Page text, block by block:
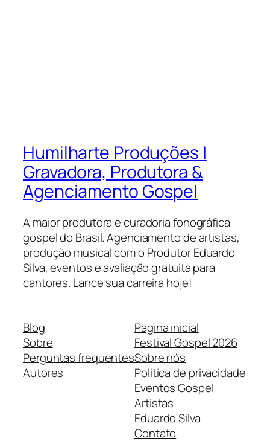
Humilharte Produções |
Gravadora, Produtora &
Agenciamento Gospel
A maior produtora e curadoria fonográfica
gospel do Brasil. Agenciamento de artistas,
produção musical com o Produtor Eduardo
Silva, eventos e avaliação gratuita para
cantores. Lance sua carreira hoje!
Blog
Sobre
Perguntas frequentes
Autores
Pagina inicial
Festival Gospel 2026
Sobre nós
Politica de privacidade
Eventos Gospel
Artistas
Eduardo Silva
Contato